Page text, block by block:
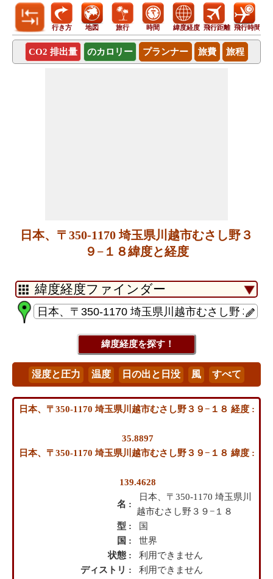
行き方 地図 旅行 時間 緯度経度 飛行距離 飛行時間
CO2 排出量 のカロリー プランナー 旅費 旅程
日本、〒350-1170 埼玉県川越市むさし野３
９−１８緯度と経度
日本、〒350-1170 埼玉県川越市むさし野３９−１８ 経度 :
35.8897
日本、〒350-1170 埼玉県川越市むさし野３９−１８ 緯度 :
139.4628
名 :
日本、〒350-1170 埼玉県川
越市むさし野３９−１８
型 :
国
国 :
世界
状態 :
利用できません
ディストリ :
利用できません